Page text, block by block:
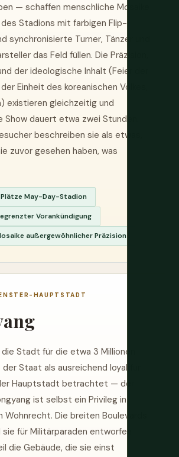
— schaffen menschliche Mosaike
des Stadions mit farbigen Flip-
synchronisierte Turner, Tänzer und
das Feld füllen. Die Präzision,
der ideologische Inhalt (Feier der
Einheit des koreanischen Volkes,
existieren gleichzeitig und
Show dauert etwa zwei Stunden.
beschreiben sie als etwas,
zuvor gesehen haben, was
May-Day-Stadion
Vorankündigung
außergewöhnlicher Präzision
HAUPTSTADT
Stadt für die etwa 3 Millionen
Staat als ausreichend loyal für
Hauptstadt betrachtet — der
ist selbst ein Privileg in
Wohnrecht. Die breiten Boulevards
für Militärparaden entworfen
die Gebäude, die sie einst